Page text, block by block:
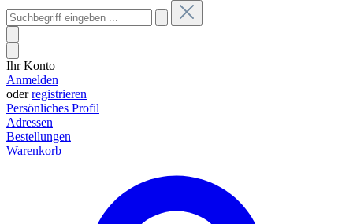
Ihr Konto
Anmelden
oderregistrieren
Persönliches Profil
Adressen
Bestellungen
Warenkorb